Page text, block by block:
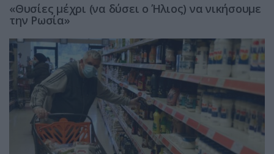
«Θυσίες μέχρι (να δύσει ο Ήλιος) να νικήσουμε
την Ρωσία»